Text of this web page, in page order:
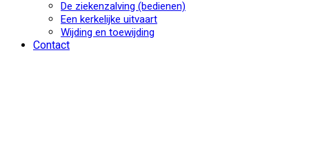
De ziekenzalving (bedienen)
Een kerkelijke uitvaart
Wijding en toewijding
Contact